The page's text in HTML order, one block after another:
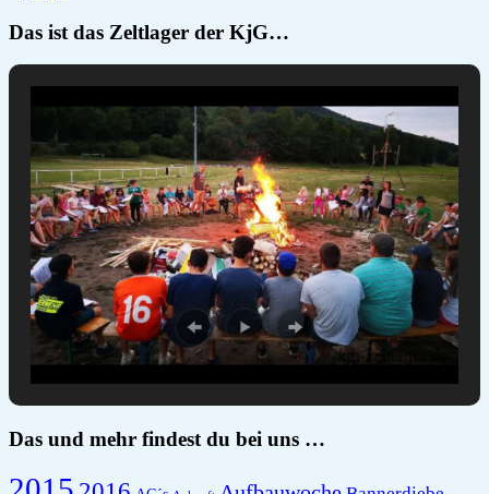
Das ist das Zeltlager der KjG…
Das und mehr findest du bei uns …